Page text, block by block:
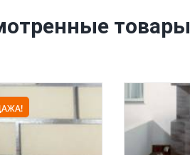
товары